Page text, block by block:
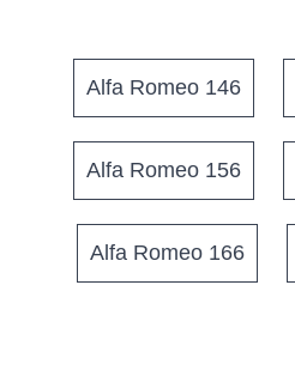
Alfa Romeo 146
Alfa Romeo 156
Alfa Romeo 166